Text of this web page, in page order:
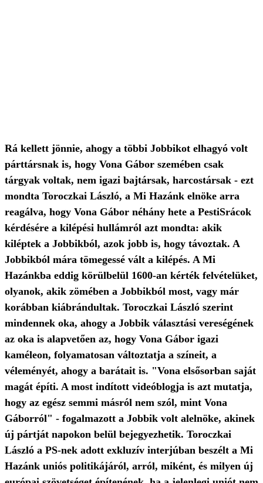
Rá kellett jönnie, ahogy a többi Jobbikot elhagyó volt
párttársnak is, hogy Vona Gábor szemében csak
tárgyak voltak, nem igazi bajtársak, harcostársak - ezt
mondta Toroczkai László, a Mi Hazánk elnöke arra
reagálva, hogy Vona Gábor néhány hete a PestiSrácok
kérdésére a kilépési hullámról azt mondta: akik
kiléptek a Jobbikból, azok jobb is, hogy távoztak. A
Jobbikból mára tömegessé vált a kilépés. A Mi
Hazánkba eddig körülbelül 1600-an kérték felvételüket,
olyanok, akik zömében a Jobbikból most, vagy már
korábban kiábrándultak. Toroczkai László szerint
mindennek oka, ahogy a Jobbik választási vereségének
az oka is alapvetően az, hogy Vona Gábor igazi
kaméleon, folyamatosan változtatja a színeit, a
véleményét, ahogy a barátait is. "Vona elsősorban saját
magát építi. A most indított videóblogja is azt mutatja,
hogy az egész semmi másról nem szól, mint Vona
Gáborról" - fogalmazott a Jobbik volt alelnöke, akinek
új pártját napokon belül bejegyezhetik. Toroczkai
László a PS-nek adott exkluzív interjúban beszélt a Mi
Hazánk uniós politikájáról, arról, miként, és milyen új